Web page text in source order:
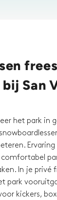
San
het park in
In je privé
park
kickers,